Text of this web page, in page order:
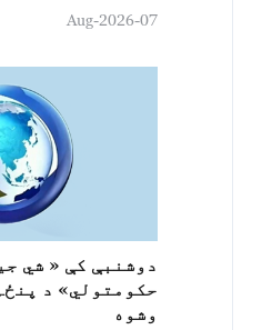
07-Aug-2026
دوشنبې کې « شي
حکومتولي» د
وشوه